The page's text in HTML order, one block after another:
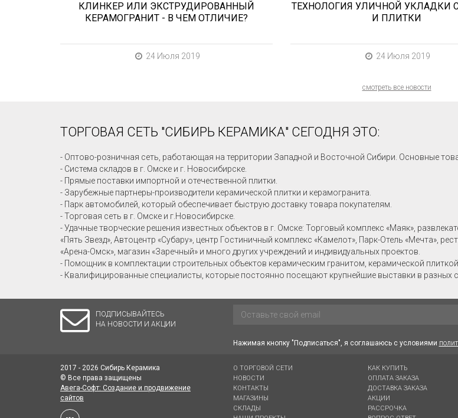
КЛИНКЕР ИЛИ ЭКСТРУДИРОВАННЫЙ
КЕРАМОГРАНИТ - В ЧЕМ ОТЛИЧИЕ?
24 Июля 2019
ТЕХНОЛОГИЯ УЛИЧНОЙ УКЛАДКИ
И ПЛИТКИ
24 Июля 2019
смотреть все новости
ТОРГОВАЯ СЕТЬ "СИБИРЬ КЕРАМИКА" СЕГОДНЯ ЭТО:
- Оптово-розничная сеть, работающая на территории Западной и Восточной Сибири. Основные
- Система складов в г. Омске и г. Новосибирске.
- Прямые поставки импортной и отечественной плитки.
- Зарубежные партнеры-производители керамической плитки и керамогранита.
- Парк автомобилей, который обеспечивает быструю доставку товара покупателям.
- Торговая сеть в г. Омске и г.Новосибирске.
- Удачные творческие решения известных объектов в г. Омске: Торговый комплекс «Маяк»,
«Пять Звезд», Автоцентр «Субару», центр Гостиничный комплекс «Камелот», Парк-Отель «Мечта»,
«Арена-Омск», магазин «Заречный» и много других учреждений и индивидуальных проектов.
- Помощник в комплектации строительных объектов керамическим гранитом, керамической
- Квалифицированные специалисты, которые постоянно посещают крупнейшие выставки в разных
ПОДПИСЫВАЙТЕСЬ
НА НОВОСТИ И АКЦИИ
Нажимая кнопку "Подписаться", я соглашаюсь с условиями
2017 - 2026 Сибирь Керамика
© Все права защищены
Авега-Софт: Создание и продвижение
сайтов
О ТОРГОВОЙ СЕТИ
НОВОСТИ
КОНТАКТЫ
МАГАЗИНЫ
СКЛАДЫ
КАК КУПИТЬ
ОПЛАТА ЗАКАЗА
ДОСТАВКА ЗАКАЗА
АКЦИИ
РАССРОЧКА